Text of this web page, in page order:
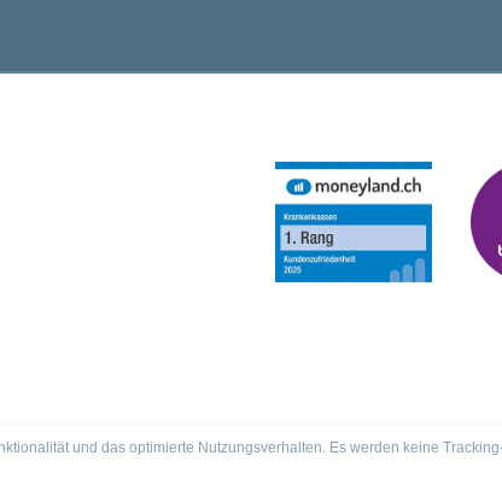
und das optimierte Nutzungsverhalten. Es werden keine